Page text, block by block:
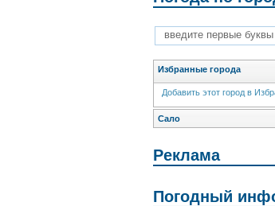
Избранные города
Добавить этот город в
Сало
Реклама
Погодный